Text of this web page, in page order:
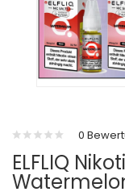
0
ELFLIQ